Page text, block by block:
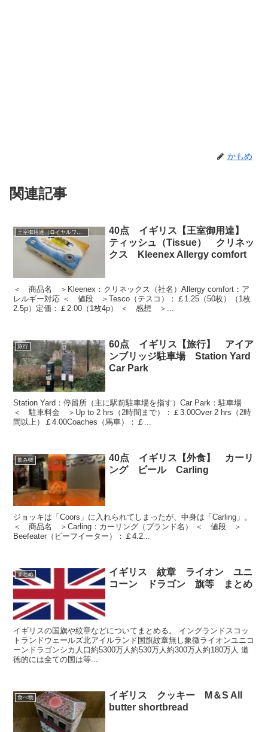
かもめ
関連記事
王室御用達（ロイヤルワラント）
40点 イギリス【王室御用達】
ティッシュ（Tissue） クリネッ
クス Kleenex Allergy comfort
＜ 商品名 ＞Kleenex：クリネックス（社名）Allergy comfort：ア
レルギー対応 ＜ 値段 ＞Tesco（テスコ）：￡1.25（50枚）（1枚
2.5p）定価：￡2.00（1枚4p） ＜ 感想 ＞...
旅行
60点 イギリス【旅行】 アイア
ンブリッジ駐車場 Station Yard
Car Park
Station Yard：停留所（主に駅前駐車場を指す）Car Park：駐車場
＜ 駐車料金 ＞Up to 2 hrs（2時間まで）：￡3.00Over 2 hrs（2時
間以上）￡4.00Coaches（馬車）：￡...
飲み物
40点 イギリス【外食】 カーリ
ング ビール Carling
ジョッキは「Coors」に入れられてしまったが、中身は「Carling」。
＜ 商品名 ＞Carling：カーリング（ブランド名） ＜ 値段 ＞
Beefeater（ビーフイーター）：￡4.2...
まとめ
イギリス 紋章 ライオン ユニ
コーン ドラゴン 旗等 まとめ
イギリスの国旗や紋章などについてまとめる。 イングランドスコッ
トランドウェールズ北アイルランド国旗紋章無し象徴ライオンユニコ
ーンドラゴンシカ人口約5300万人約530万人約300万人約180万人 道
徳的には全ての国は等...
食べ物
イギリス クッキー M＆S All
butter shortbread